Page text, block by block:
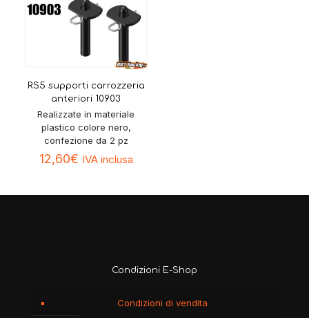
RS5 supporti carrozzeria
anteriori 10903
Realizzate in materiale
plastico colore nero,
confezione da 2 pz
12,60€ IVA inclusa
Condizioni E-Shop
Condizioni di vendita